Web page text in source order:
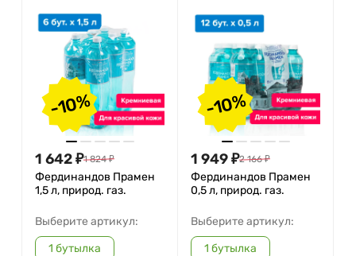
-10%
1 642₽1 824 ₽
Фердинандов Прамен
1,5 л, природ. газ.
Выберите артикул:
1 бутылка
-10%
1 949₽2 166 ₽
Фердинандов Прамен
0,5 л, природ. газ.
Выберите артикул:
1 бутылка